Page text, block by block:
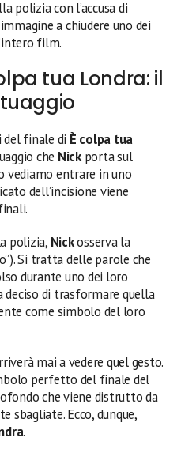
polizia con l’accusa di
a chiudere uno dei
film.
tua Londra: il
finale di È colpa tua
che Nickporta sul
vediamo entrare in uno
dell’incisione viene
polizia, Nickosserva la
Si tratta delle parole che
durante uno dei loro
deciso di trasformare quella
come simbolo del loro
mai a vedere quel gesto.
perfetto del finale del
che viene distrutto da
sbagliate. Ecco, dunque,
.